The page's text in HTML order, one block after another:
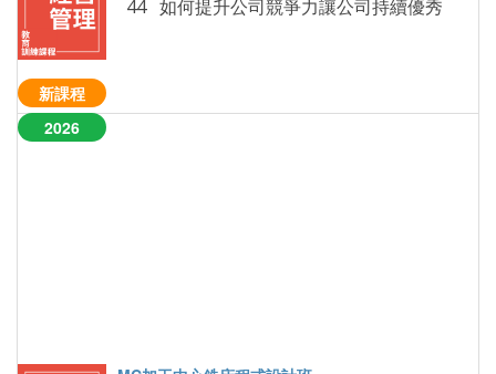
新課程
2026
44 如何提升公司競爭力讓公司持續優秀